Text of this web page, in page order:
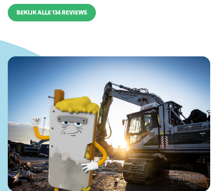
BEKIJK ALLE 134 REVIEWS